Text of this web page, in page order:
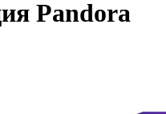
Pandora